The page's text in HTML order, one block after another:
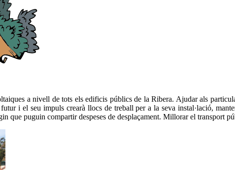
a nivell de tots els edificis públics de la Ribera. Ajudar als
i el seu impuls crearà llocs de treball per a la seva instal·lació,
que puguin compartir despeses de desplaçament. Millorar el transport